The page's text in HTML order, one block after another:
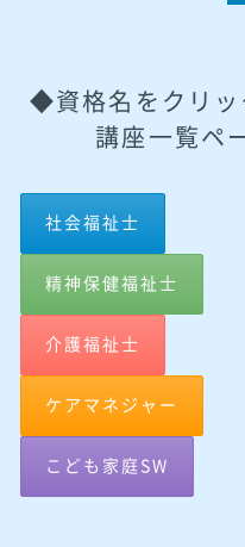
◆資格名をクリッ
講座一覧ペ
社会福祉士
精神保健福祉士
介護福祉士
ケアマネジャー
こども家庭SW